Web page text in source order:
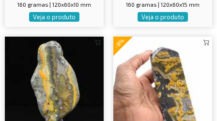
160 gramas | 120x60x10 mm
Veja o produto
160 gramas | 120x60x15 mm
Veja o produto
-8%